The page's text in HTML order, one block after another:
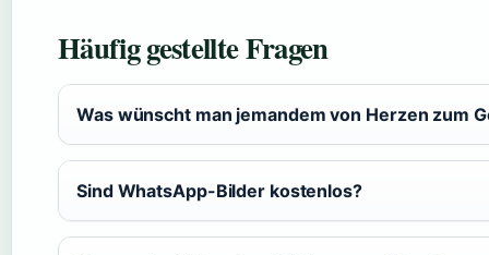
Häufig gestellte Fragen
Was wünscht man jemandem von Herzen zum
Sind WhatsApp-Bilder kostenlos?